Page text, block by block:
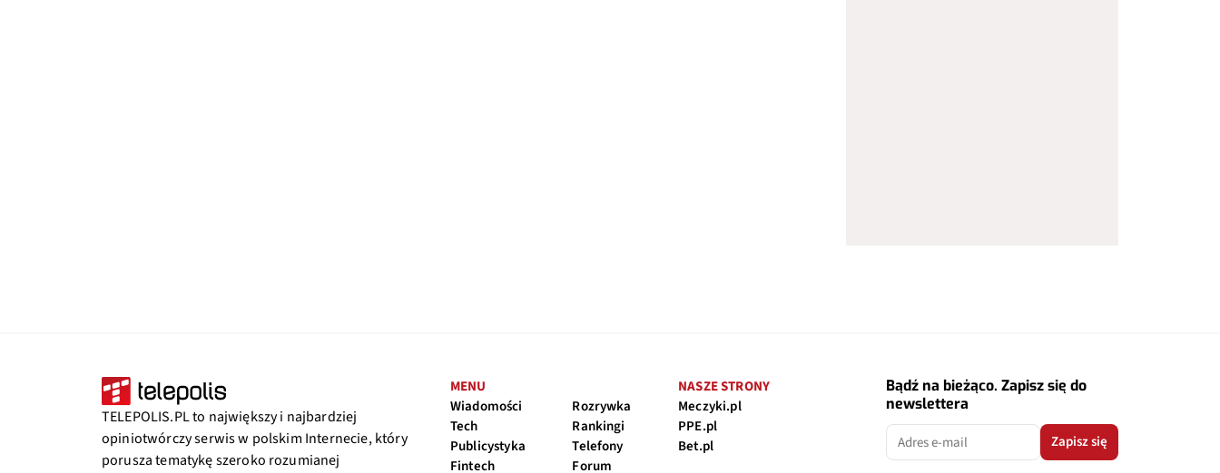
TELEPOLIS.PL to największy i najbardziej
opiniotwórczy serwis w polskim Internecie, który
porusza tematykę szeroko rozumianej
MENU
Wiadomości
Tech
Publicystyka
Fintech
Rozrywka
Rankingi
Telefony
Forum
NASZE STRONY
Meczyki.pl
PPE.pl
Bet.pl
Bądź na bieżąco. Zapisz się do
newslettera
Zapisz się